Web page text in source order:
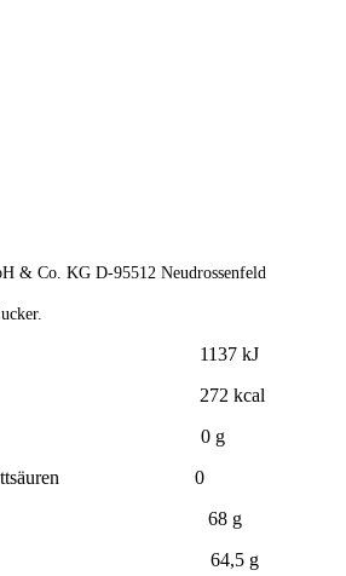
& Co. KG D-95512 Neudrossenfeld
1137 kJ
272 kcal
0 g
Fettsäuren 0
68 g
64,5 g